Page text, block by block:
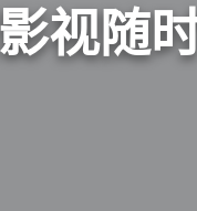
视随